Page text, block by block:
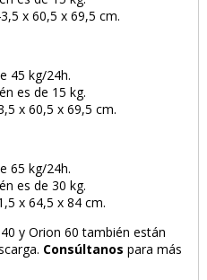
x 60,5 x 69,5 cm.
45 kg/24h.
es de 15 kg.
x 60,5 x 69,5 cm.
65 kg/24h.
es de 30 kg.
x 64,5 x 84 cm.
y Orion 60 también están
Consúltanospara más